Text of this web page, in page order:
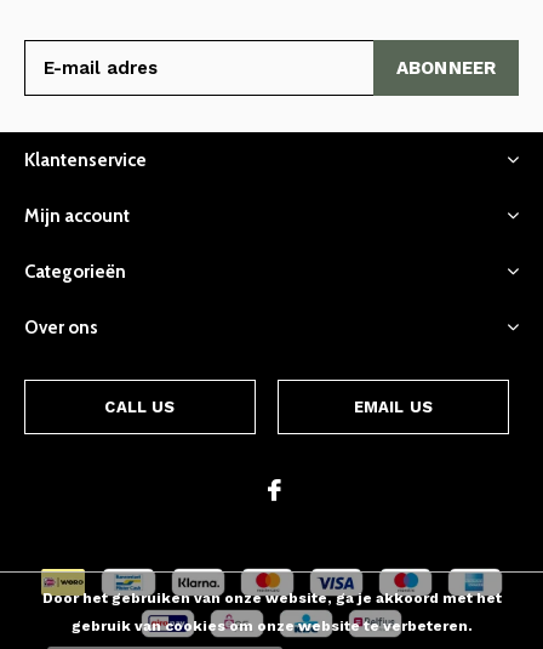
ABONNEER
Klantenservice
Mijn account
Categorieën
Over ons
CALL US EMAIL US
Door het gebruiken van onze website, ga je akkoord met het
gebruik van cookies om onze website te verbeteren.